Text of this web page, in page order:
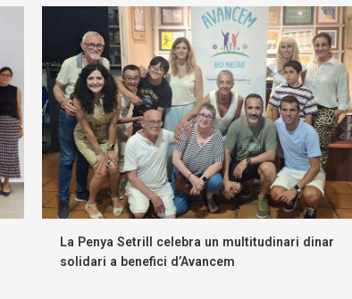
La Penya Setrill celebra un multitudinari dinar
solidari a benefici d’Avancem